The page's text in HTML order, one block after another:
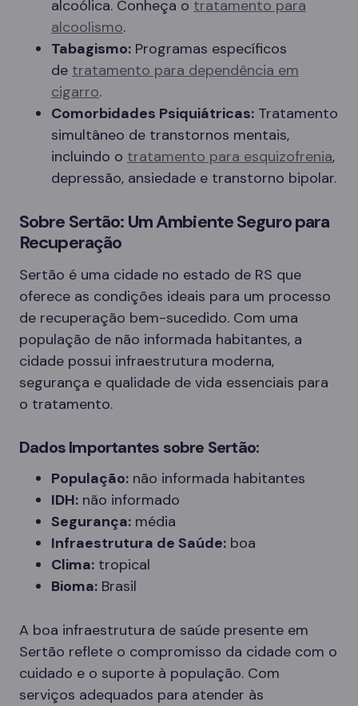
alcoólica. Conheça o tratamento para
alcoolismo.
Tabagismo: Programas específicos
de tratamento para dependência em
cigarro.
Comorbidades Psiquiátricas: Tratamento
simultâneo de transtornos mentais,
incluindo o tratamento para esquizofrenia,
depressão, ansiedade e transtorno bipolar.
Sobre Sertão: Um Ambiente Seguro para
Recuperação
Sertão é uma cidade no estado de RS que
oferece as condições ideais para um processo
de recuperação bem-sucedido. Com uma
população de não informada habitantes, a
cidade possui infraestrutura moderna,
segurança e qualidade de vida essenciais para
o tratamento.
Dados Importantes sobre Sertão:
População: não informada habitantes
IDH: não informado
Segurança: média
Infraestrutura de Saúde: boa
Clima: tropical
Bioma: Brasil
A boa infraestrutura de saúde presente em
Sertão reflete o compromisso da cidade com o
cuidado e o suporte à população. Com
serviços adequados para atender às